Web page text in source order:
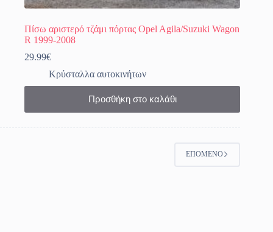
Πίσω αριστερό τζάμι πόρτας Opel Agila/Suzuki Wagon
R 1999-2008
29.99€
Κρύσταλλα αυτοκινήτων
Προσθήκη στο καλάθι
ΕΠΌΜΕΝΟ